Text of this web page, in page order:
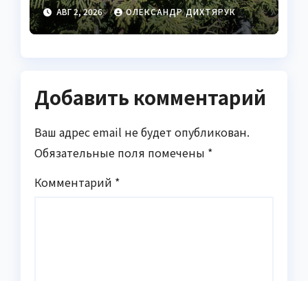
растений без обрезки
АВГ 2, 2026 ОЛЕКСАНДР ДИХТЯРУК
Добавить комментарий
Ваш адрес email не будет опубликован.
Обязательные поля помечены *
Комментарий *